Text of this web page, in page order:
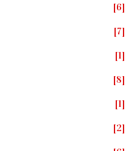
6
7
1
8
1
2